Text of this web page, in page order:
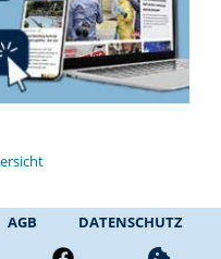
AGB DATENSCHUTZ